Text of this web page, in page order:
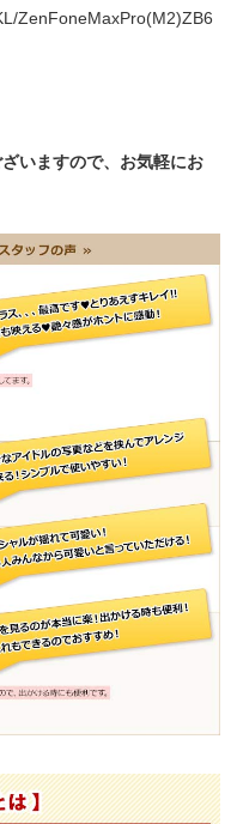
ZenFoneMaxPro(M2)ZB6
いますので、お気軽にお